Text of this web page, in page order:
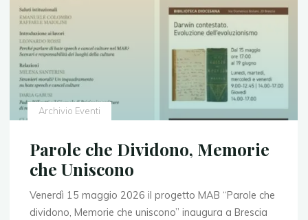
Archivio Eventi
Parole che Dividono, Memorie
che Uniscono
Venerdì 15 maggio 2026 il progetto MAB “Parole che
dividono, Memorie che uniscono” inaugura a Brescia